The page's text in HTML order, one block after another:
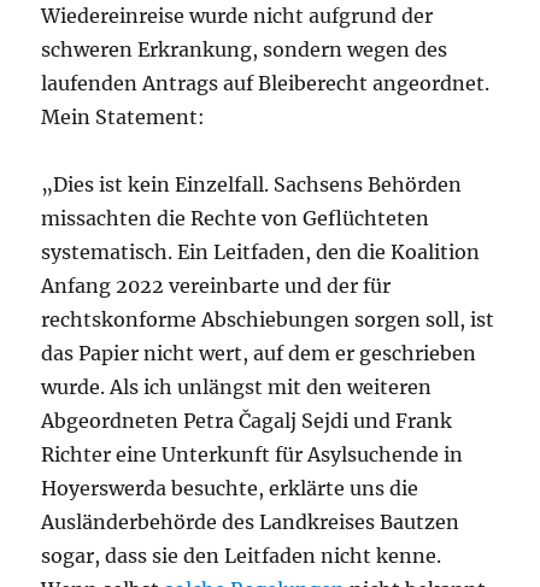
Wiedereinreise wurde nicht aufgrund der
schweren Erkrankung, sondern wegen des
laufenden Antrags auf Bleiberecht angeordnet.
Mein Statement:
„Dies ist kein Einzelfall. Sachsens Behörden
missachten die Rechte von Geflüchteten
systematisch. Ein Leitfaden, den die Koalition
Anfang 2022 vereinbarte und der für
rechtskonforme Abschiebungen sorgen soll, ist
das Papier nicht wert, auf dem er geschrieben
wurde. Als ich unlängst mit den weiteren
Abgeordneten Petra Čagalj Sejdi und Frank
Richter eine Unterkunft für Asylsuchende in
Hoyerswerda besuchte, erklärte uns die
Ausländerbehörde des Landkreises Bautzen
sogar, dass sie den Leitfaden nicht kenne.